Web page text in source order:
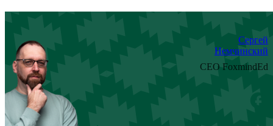
Сергей
Немчинский
CEO FoxmindEd